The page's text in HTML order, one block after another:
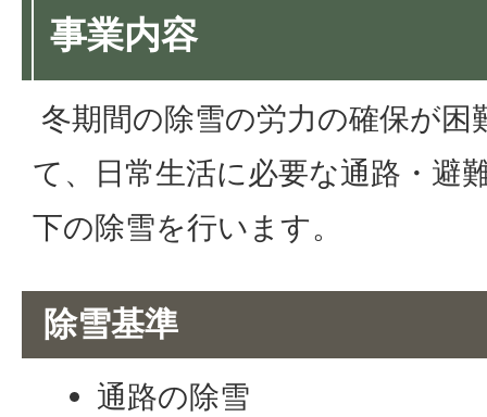
事業内容
冬期間の除雪の労力の確保が困
て、日常生活に必要な通路・避
下の除雪を行います。
除雪基準
通路の除雪